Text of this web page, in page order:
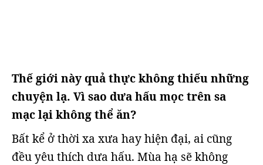
Thế giới này quả thực không thiếu những
chuyện lạ. Vì sao dưa hấu mọc trên sa
mạc lại không thể ăn?
Bất kể ở thời xa xưa hay hiện đại, ai cũng
đều yêu thích dưa hấu. Mùa hạ sẽ không